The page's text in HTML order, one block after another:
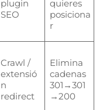
plugin
SEO
quieres
posiciona
r
Crawl /
extensió
n
redirect
Elimina
cadenas
301→301
→200